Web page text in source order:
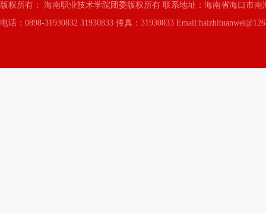
版权所有： 海南职业技术学院团委版权所有 联系地址：海南省海口市南
电话：0898-31930832 31930833 传真：31930833